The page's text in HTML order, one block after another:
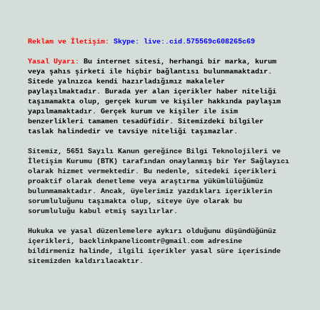
Reklam ve İletişim: Skype: live:.cid.575569c608265c69
Yasal Uyarı:
Bu internet sitesi, herhangi bir marka, kurum
veya şahıs şirketi ile hiçbir bağlantısı bulunmamaktadır.
Sitede yalnızca kendi hazırladığımız makaleler
paylaşılmaktadır. Burada yer alan içerikler haber niteliği
taşımamakta olup, gerçek kurum ve kişiler hakkında paylaşım
yapılmamaktadır. Gerçek kurum ve kişiler ile isim
benzerlikleri tamamen tesadüfidir. Sitemizdeki bilgiler
taslak halindedir ve tavsiye niteliği taşımazlar.
Sitemiz, 5651 Sayılı Kanun gereğince Bilgi Teknolojileri ve
İletişim Kurumu (BTK) tarafından onaylanmış bir Yer Sağlayıcı
olarak hizmet vermektedir. Bu nedenle, sitedeki içerikleri
proaktif olarak denetleme veya araştırma yükümlülüğümüz
bulunmamaktadır. Ancak, üyelerimiz yazdıkları içeriklerin
sorumluluğunu taşımakta olup, siteye üye olarak bu
sorumluluğu kabul etmiş sayılırlar.
Hukuka ve yasal düzenlemelere aykırı olduğunu düşündüğünüz
içerikleri, backlinkpanelicomtr@gmail.comadresine
bildirmeniz halinde, ilgili içerikler yasal süre içerisinde
sitemizden kaldırılacaktır.